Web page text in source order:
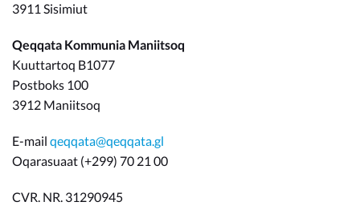
3911 Sisimiut
Qeqqata Kommunia Maniitsoq
Kuuttartoq B1077
Postboks 100
3912 Maniitsoq
E-mail qeqqata@qeqqata.gl
Oqarasuaat (+299) 70 21 00
CVR. NR. 31290945